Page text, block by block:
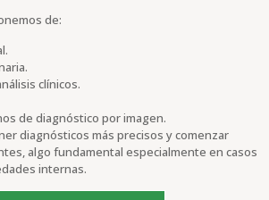
de:
clínicos.
de diagnóstico por imagen.
diagnósticos más precisos y comenzar
algo fundamental especialmente en casos
internas.